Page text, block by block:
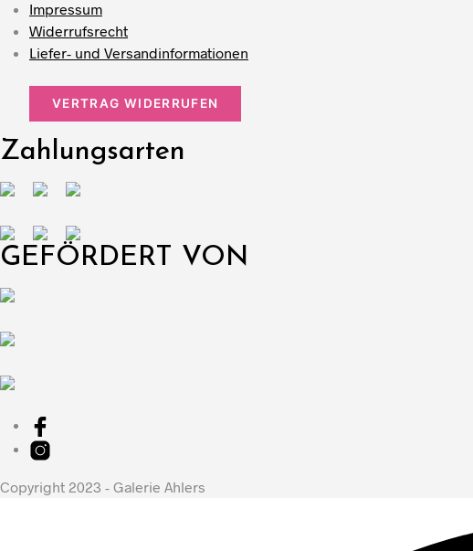
Impressum
Widerrufsrecht
Liefer- und Versandinformationen
VERTRAG WIDERRUFEN
Zahlungsarten
GEFÖRDERT VON
Copyright 2023 - Galerie Ahlers